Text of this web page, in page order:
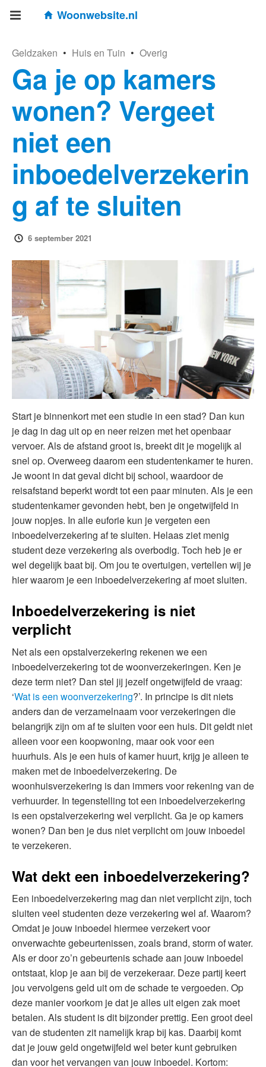
Woonwebsite.nl
Geldzaken • Huis en Tuin • Overig
Ga je op kamers
wonen? Vergeet
niet een
inboedelverzekerin
g af te sluiten
6 september 2021
Start je binnenkort met een studie in een stad? Dan kun
je dag in dag uit op en neer reizen met het openbaar
vervoer. Als de afstand groot is, breekt dit je mogelijk al
snel op. Overweeg daarom een studentenkamer te huren.
Je woont in dat geval dicht bij school, waardoor de
reisafstand beperkt wordt tot een paar minuten. Als je een
studentenkamer gevonden hebt, ben je ongetwijfeld in
jouw nopjes. In alle euforie kun je vergeten een
inboedelverzekering af te sluiten. Helaas ziet menig
student deze verzekering als overbodig. Toch heb je er
wel degelijk baat bij. Om jou te overtuigen, vertellen wij je
hier waarom je een inboedelverzekering af moet sluiten.
Inboedelverzekering is niet
verplicht
Net als een opstalverzekering rekenen we een
inboedelverzekering tot de woonverzekeringen. Ken je
deze term niet? Dan stel jij jezelf ongetwijfeld de vraag:
‘Wat is een woonverzekering?’. In principe is dit niets
anders dan de verzamelnaam voor verzekeringen die
belangrijk zijn om af te sluiten voor een huis. Dit geldt niet
alleen voor een koopwoning, maar ook voor een
huurhuis. Als je een huis of kamer huurt, krijg je alleen te
maken met de inboedelverzekering. De
woonhuisverzekering is dan immers voor rekening van de
verhuurder. In tegenstelling tot een inboedelverzekering
is een opstalverzekering wel verplicht. Ga je op kamers
wonen? Dan ben je dus niet verplicht om jouw inboedel
te verzekeren.
Wat dekt een inboedelverzekering?
Een inboedelverzekering mag dan niet verplicht zijn, toch
sluiten veel studenten deze verzekering wel af. Waarom?
Omdat je jouw inboedel hiermee verzekert voor
onverwachte gebeurtenissen, zoals brand, storm of water.
Als er door zo’n gebeurtenis schade aan jouw inboedel
ontstaat, klop je aan bij de verzekeraar. Deze partij keert
jou vervolgens geld uit om de schade te vergoeden. Op
deze manier voorkom je dat je alles uit eigen zak moet
betalen. Als student is dit bijzonder prettig. Een groot deel
van de studenten zit namelijk krap bij kas. Daarbij komt
dat je jouw geld ongetwijfeld wel beter kunt gebruiken
dan voor het vervangen van jouw inboedel. Kortom: